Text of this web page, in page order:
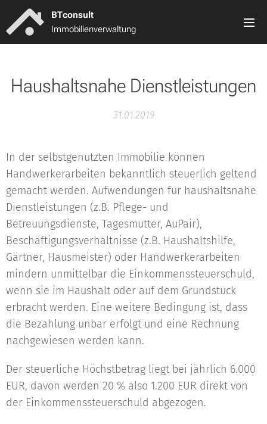
BTconsult
Immobilienverwaltung
Haushaltsnahe Dienstleistungen
31.01.2019
In der selbstgenutzten Immobilie können
Handwerkerarbeiten bekanntlich steuerlich geltend
gemacht werden. Aufwendungen für haushaltsnahe
Dienstleistungen (z.B. Pflege- und
Betreuungsdienste, Tagesmutter, AuPair),
Beschäftigungsverhältnisse (z.B. Haushaltshilfe,
Gärtner, Hausmeister) oder Handwerkerarbeiten
mindern unmittelbar die Einkommenssteuerschuld,
wenn sie im Haushalt oder auf dem Grundstück
erbracht werden. Eine weitere Bedingung ist, dass
die Bezahlung unbar erfolgt und eine Rechnung
nachgewiesen werden kann.
Der steuerliche Höchstbetrag liegt bei jährlich 6.000
EUR, davon werden 20 % also 1.200 EUR direkt von
der Einkommenssteuerschuld abgezogen.